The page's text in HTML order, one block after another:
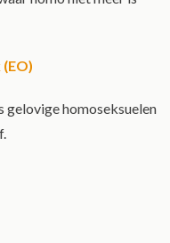
gelovige homoseksuelen